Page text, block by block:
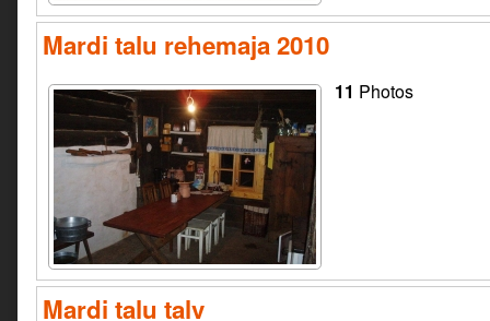
Mardi talu rehemaja 2010
11 Photos
Mardi talu talv